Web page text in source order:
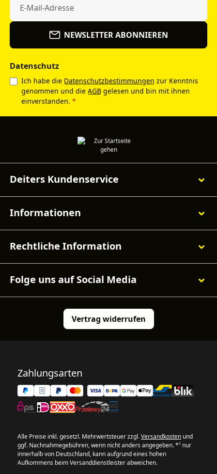
NEWSLETTER ABONNIEREN
Datenschutz
Ich habe die Datenschutzbestimmungen zur Kenntnis
genommen und die AGB gelesen und bin mit ihnen
einverstanden. *
Deiters Kundenservice
Informationen
Rechtliche Information
Folge uns auf Social Media
Vertrag widerrufen
Zahlungsarten
Alle Preise inkl. gesetzl. Mehrwertsteuer zzgl.Versandkosten und
ggf. Nachnahmegebühren, wenn nicht anders angegeben. *¹ nur
innerhalb von Deutschland, kann aufgrund eines hohen
Aufkommens beim Versanddienstleister abweichen.